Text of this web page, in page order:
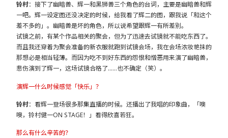
铃村：接下了幽暗兽、辉一和黑狮兽三个角色的台词，主要是幽暗兽和辉
一吧。辉一设定图还没决定的时候，给我看了辉二的图，跟我说「和这个
差不多的」。幽暗兽是坏的角色，所以说希望跟辉一有所差别。
试镜之前，有某个作品相关的聚会，但为了迅速去试镜就不能吃东西了。
而且我还穿着为聚会准备的新衣服就跑到试镜会场，我在会场浓妆艳抹的
那想必是相当轻薄。而因为吃不到好东西的怨恨和憎恶用来演了幽暗兽，
悲伤演到了辉一，这场试镜合格了……也不确定（笑）。
演辉一什么时候感觉「快乐」？
铃村：看辉一登场很多那集直播的时候。还播出了我唱的印象曲，「噢
噢，铃村健一ON STAGE！」看得欣喜若狂。
那么有什么辛苦的？